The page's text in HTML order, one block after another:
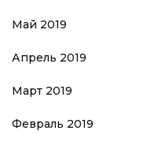
Май 2019
Апрель 2019
Март 2019
Февраль 2019